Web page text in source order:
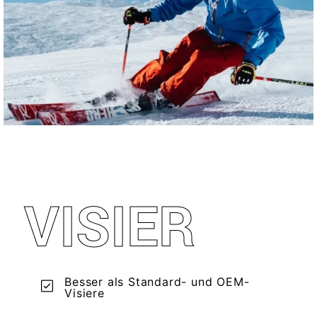
VISIER
Besser als Standard- und OEM-
Visiere